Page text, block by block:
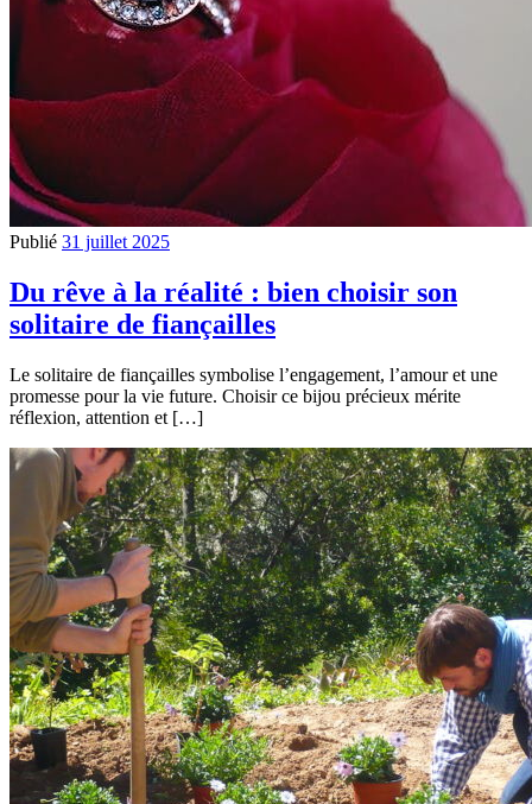
Publié 31 juillet 2025
Du rêve à la réalité : bien choisir son
solitaire de fiançailles
Le solitaire de fiançailles symbolise l’engagement, l’amour et une
promesse pour la vie future. Choisir ce bijou précieux mérite
réflexion, attention et […]